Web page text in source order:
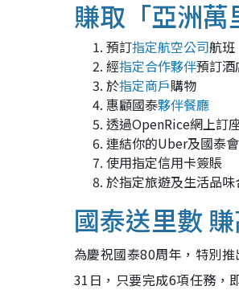
賺取「亞洲萬
預訂指定航空公司航班
經指定合作夥伴預訂酒
於指定商戶購物
惠顧國泰夥伴餐廳
透過OpenRice網上訂
連結你的Uber及國泰
使用指定信用卡簽賬
於指定旅遊及生活品
國泰送里數
為慶祝國泰80周年，特別
31日，只要完成6項任務，